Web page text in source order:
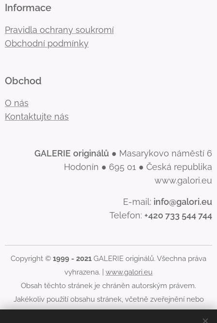
Informace
Pravidla ochrany soukromí
Obchodní podmínky
Obchod
O nás
Kontaktujte nás
GALERIE originálů ● Masarykovo náměstí 6
Hodonín ● 695 01 ● Česká republika
www.galori.eu
E-mail: info@galori.eu
Telefon: +420 733 544 744
Copyright © 1999 - 2021 GALERIE originálů. Všechna práva
vyhrazena. | www.galori.eu
Obsah těchto stránek je chráněn autorským právem.
Jakékoliv použití obsahu stránek, včetně zveřejnění nebo